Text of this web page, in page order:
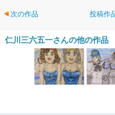
次の作品 投稿作
仁川三六五一さんの他の作品